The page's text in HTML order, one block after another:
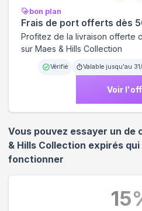
bon plan
Frais de port offerts dès
Profitez de la livraison offerte
sur Maes & Hills Collection
Vérifié Valable jusqu'au
Voir
Vous pouvez essayer un de
& Hills Collection expirés
fonctionner
15